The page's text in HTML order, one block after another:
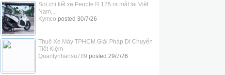
Soi chi tiết xe People R 125 ra mắt tại Việt
Nam,...
Kymco posted 30/7/26
Thuê Xe Máy TPHCM Giải Pháp Di Chuyển
Tiết Kiệm
Quanlynhansu789 posted 29/7/26